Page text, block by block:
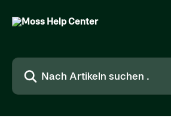
Nach Artikeln suchen …